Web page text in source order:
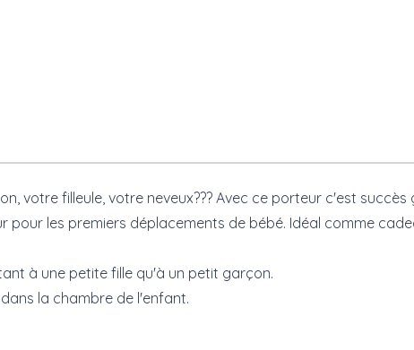
votre filleule, votre neveux??? Avec ce porteur c'est succès
les premiers déplacements de bébé. Idéal comme
à une petite fille qu'à un petit garçon.
la chambre de l'enfant.